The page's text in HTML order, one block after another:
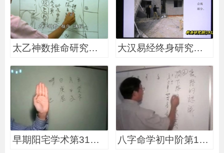
太乙神数推命研究第19 大汉易经终身研究班第
早期阳宅学术第31堂课 八字命学初中阶第13堂